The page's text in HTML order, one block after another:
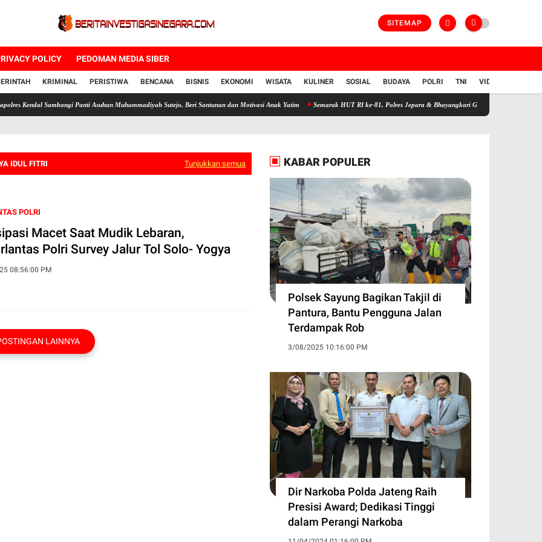
SITEMAP
POLICY PEDOMAN MEDIA SIBER
KRIMINAL PERISTIWA BENCANA BISNIS EKONOMI WISATA KULINER SOSIAL BUDAYA POLRI TNI VIDIO
Sambangi Panti Asuhan Muhammadiyah Sutejo, Beri Santunan dan Motivasi Anak Yatim Semarak HUT RI ke-81, Polres Jepara & Bhayangkari Gelar Sunatan Massal untuk 25
IDUL FITRI Tunjukkan semua
POLRI
Macet Saat Mudik Lebaran,
Polri Survey Jalur Tol Solo- Yogya
08:56:00 PM
LAINNYA
KABAR POPULER
Polsek Sayung Bagikan Takjil di
Pantura, Bantu Pengguna Jalan
Terdampak Rob
3/08/2025 10:16:00 PM
Dir Narkoba Polda Jateng Raih
Presisi Award; Dedikasi Tinggi
dalam Perangi Narkoba